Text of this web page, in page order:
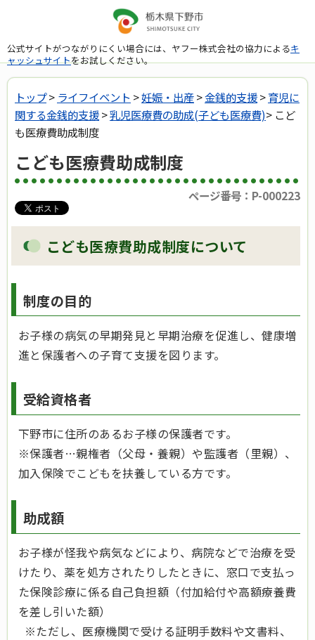
公式サイトがつながりにくい場合には、ヤフー株式会社の協力によるキ
ャッシュサイトをお試しください。
トップ> ライフイベント >妊娠・出産>金銭的支援>育児に
関する金銭的支援>乳児医療費の助成(子ども医療費)> こど
も医療費助成制度
こども医療費助成制度
ページ番号：P-000223
こども医療費助成制度について
制度の目的
お子様の病気の早期発見と早期治療を促進し、健康増
進と保護者への子育て支援を図ります。
受給資格者
下野市に住所のあるお子様の保護者です。
※保護者…親権者（父母・養親）や監護者（里親）、
加入保険でこどもを扶養している方です。
助成額
お子様が怪我や病気などにより、病院などで治療を受
けたり、薬を処方されたりしたときに、窓口で支払っ
た保険診療に係る自己負担額（付加給付や高額療養費
を差し引いた額）
※ただし、医療機関で受ける証明手数料や文書料、